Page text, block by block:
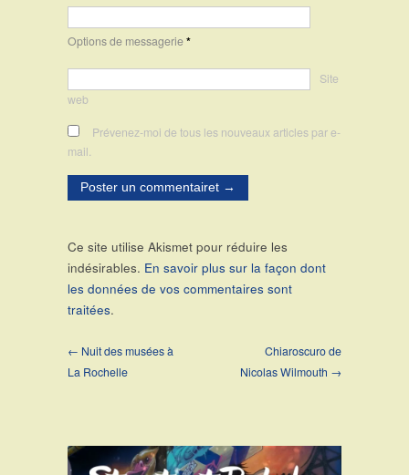
Options de messagerie*
Site
web
Prévenez-moi de tous les nouveaux articles par e-
mail.
Ce site utilise Akismet pour réduire les
indésirables. En savoir plus sur la façon dont
les données de vos commentaires sont
traitées.
← Nuit des musées à
La Rochelle
Chiaroscuro de
Nicolas Wilmouth →